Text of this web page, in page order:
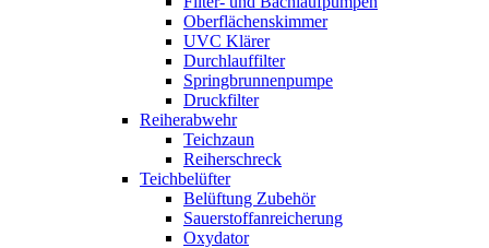
Oberflächenskimmer
UVC Klärer
Durchlauffilter
Springbrunnenpumpe
Druckfilter
Reiherabwehr
Teichzaun
Reiherschreck
Teichbelüfter
Belüftung Zubehör
Sauerstoffanreicherung
Oxydator